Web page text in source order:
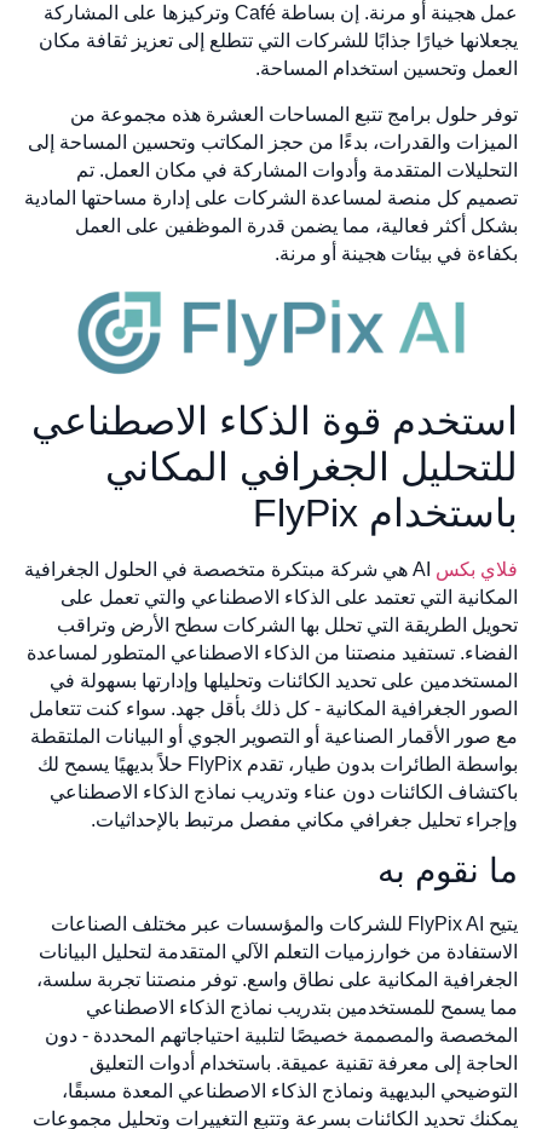
عمل هجينة أو مرنة. إن بساطة Café وتركيزها على المشاركة
يجعلانها خيارًا جذابًا للشركات التي تتطلع إلى تعزيز ثقافة مكان
العمل وتحسين استخدام المساحة.
توفر حلول برامج تتبع المساحات العشرة هذه مجموعة من
الميزات والقدرات، بدءًا من حجز المكاتب وتحسين المساحة إلى
التحليلات المتقدمة وأدوات المشاركة في مكان العمل. تم
تصميم كل منصة لمساعدة الشركات على إدارة مساحتها المادية
بشكل أكثر فعالية، مما يضمن قدرة الموظفين على العمل
بكفاءة في بيئات هجينة أو مرنة.
استخدم قوة الذكاء الاصطناعي
للتحليل الجغرافي المكاني
باستخدام FlyPix
فلاي بكس
AI هي شركة مبتكرة متخصصة في الحلول الجغرافية
المكانية التي تعتمد على الذكاء الاصطناعي والتي تعمل على
تحويل الطريقة التي تحلل بها الشركات سطح الأرض وتراقب
الفضاء. تستفيد منصتنا من الذكاء الاصطناعي المتطور لمساعدة
المستخدمين على تحديد الكائنات وتحليلها وإدارتها بسهولة في
الصور الجغرافية المكانية - كل ذلك بأقل جهد. سواء كنت تتعامل
مع صور الأقمار الصناعية أو التصوير الجوي أو البيانات الملتقطة
بواسطة الطائرات بدون طيار، تقدم FlyPix حلاً بديهيًا يسمح لك
باكتشاف الكائنات دون عناء وتدريب نماذج الذكاء الاصطناعي
وإجراء تحليل جغرافي مكاني مفصل مرتبط بالإحداثيات.
ما نقوم به
يتيح FlyPix AI للشركات والمؤسسات عبر مختلف الصناعات
الاستفادة من خوارزميات التعلم الآلي المتقدمة لتحليل البيانات
الجغرافية المكانية على نطاق واسع. توفر منصتنا تجربة سلسة،
مما يسمح للمستخدمين بتدريب نماذج الذكاء الاصطناعي
المخصصة والمصممة خصيصًا لتلبية احتياجاتهم المحددة - دون
الحاجة إلى معرفة تقنية عميقة. باستخدام أدوات التعليق
التوضيحي البديهية ونماذج الذكاء الاصطناعي المعدة مسبقًا،
يمكنك تحديد الكائنات بسرعة وتتبع التغييرات وتحليل مجموعات